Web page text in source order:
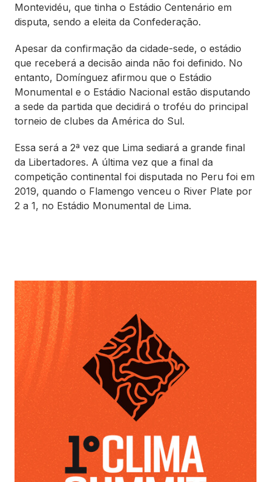
Montevidéu, que tinha o Estádio Centenário em
disputa, sendo a eleita da Confederação.
Apesar da confirmação da cidade-sede, o estádio
que receberá a decisão ainda não foi definido. No
entanto, Domínguez afirmou que o Estádio
Monumental e o Estádio Nacional estão disputando
a sede da partida que decidirá o troféu do principal
torneio de clubes da América do Sul.
Essa será a 2ª vez que Lima sediará a grande final
da Libertadores. A última vez que a final da
competição continental foi disputada no Peru foi em
2019, quando o Flamengo venceu o River Plate por
2 a 1, no Estádio Monumental de Lima.